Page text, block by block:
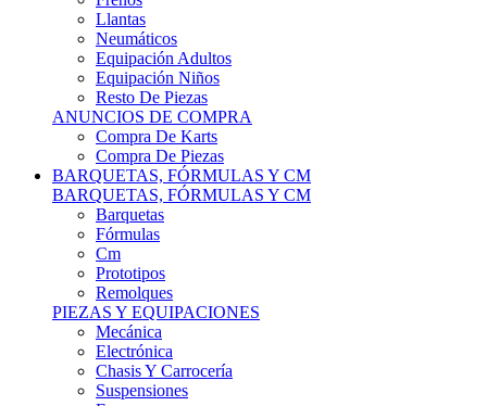
Neumáticos
Equipación Adultos
Equipación Niños
Resto De Piezas
ANUNCIOS DE COMPRA
Compra De Karts
Compra De Piezas
BARQUETAS, FÓRMULAS Y CM
BARQUETAS, FÓRMULAS Y CM
Barquetas
Fórmulas
Cm
Prototipos
Remolques
PIEZAS Y EQUIPACIONES
Mecánica
Electrónica
Chasis Y Carrocería
Suspensiones
Frenos
Llantas